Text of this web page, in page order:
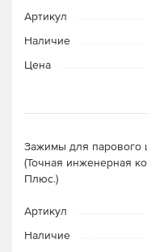
Артикул
Наличие
Цена
Зажимы для парового
(Точная инженерная
Плюс.)
Артикул
Наличие